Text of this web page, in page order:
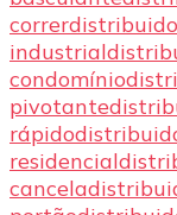
correr
industrial
condomínio
pivotante
rápido
residencial
cancela